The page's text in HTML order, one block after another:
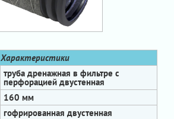
Характеристики
труба дренажная в фильтре с
перфорацией двустенная
160 мм
гофрированная двустенная